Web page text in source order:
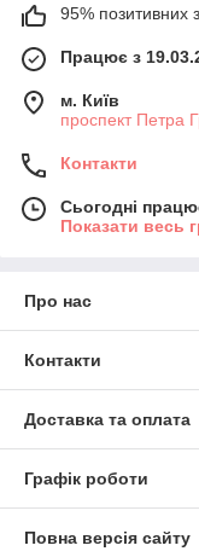
95% позитивних з
Працює з
м. Київ
проспект Петра
Контакти
Сьогодні
Показати весь
Про нас
Контакти
Доставка та оплата
Графік роботи
Повна версія сайту